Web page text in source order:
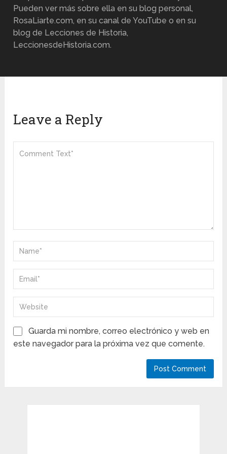
Pueden ver más sobre ella en su blog personal,
RosaLiarte.com, en su canal de YouTube o en su
blog de Lecciones de Historia,
LeccionesdeHistoria.com.
Leave a Reply
Guarda mi nombre, correo electrónico y web en
este navegador para la próxima vez que comente.